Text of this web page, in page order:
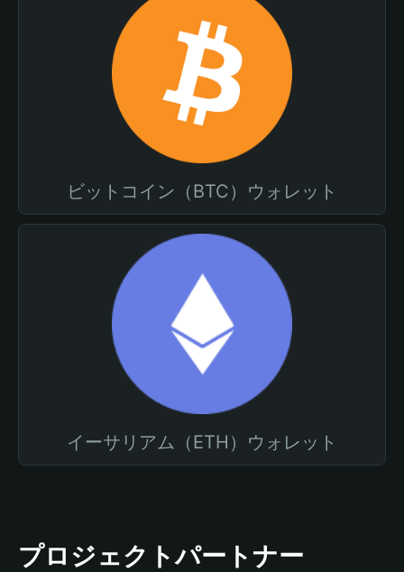
ビットコイン（BTC）ウォレット
イーサリアム（ETH）ウォレット
プロジェクトパートナー